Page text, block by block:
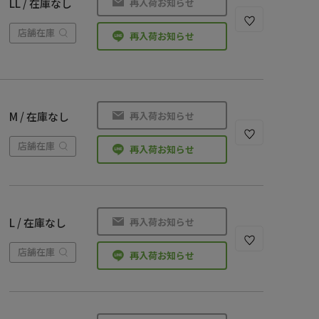
LL / 在庫なし
店舗在庫 再入荷お知らせ
M / 在庫なし
店舗在庫
再入荷お知らせ
再入荷お知らせ
L / 在庫なし
店舗在庫
再入荷お知らせ
再入荷お知らせ